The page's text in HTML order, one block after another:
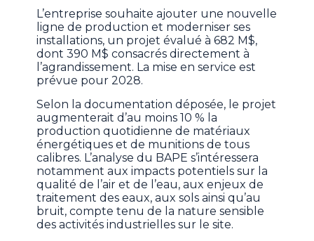
L’entreprise souhaite ajouter une nouvelle
ligne de production et moderniser ses
installations, un projet évalué à 682 M$,
dont 390 M$ consacrés directement à
l’agrandissement. La mise en service est
prévue pour 2028.
Selon la documentation déposée, le projet
augmenterait d’au moins 10 % la
production quotidienne de matériaux
énergétiques et de munitions de tous
calibres. L’analyse du BAPE s’intéressera
notamment aux impacts potentiels sur la
qualité de l’air et de l’eau, aux enjeux de
traitement des eaux, aux sols ainsi qu’au
bruit, compte tenu de la nature sensible
des activités industrielles sur le site.